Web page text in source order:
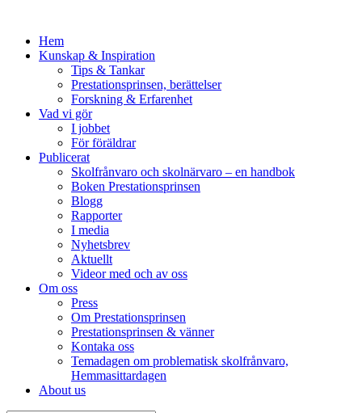
Hem
Kunskap & Inspiration
Tips & Tankar
Prestationsprinsen, berättelser
Forskning & Erfarenhet
Vad vi gör
I jobbet
För föräldrar
Publicerat
Skolfrånvaro och skolnärvaro – en handbok
Boken Prestationsprinsen
Blogg
Rapporter
I media
Nyhetsbrev
Aktuellt
Videor med och av oss
Om oss
Press
Om Prestationsprinsen
Prestationsprinsen & vänner
Kontaka oss
Temadagen om problematisk skolfrånvaro,
Hemmasittardagen
About us